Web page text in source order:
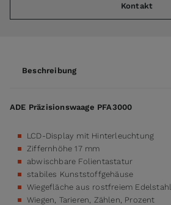
Kontakt
Beschreibung
ADE Präzisionswaage PFA3000
LCD-Display mit Hinterleuchtung
Ziffernhöhe 17 mm
abwischbare Folientastatur
stabiles Kunststoffgehäuse
Wiegefläche aus rostfreiem Edelstahl
Wiegen, Tarieren, Zählen, Prozent